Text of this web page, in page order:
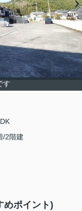
す
/2階建
めポイント)